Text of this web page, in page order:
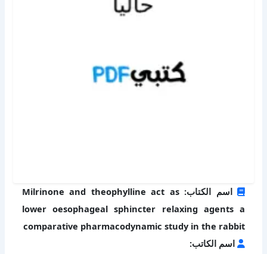
اسم الكتاب: Milrinone and theophylline act as
lower oesophageal sphincter relaxing agents a
comparative pharmacodynamic study in the rabbit
اسم الكاتب: